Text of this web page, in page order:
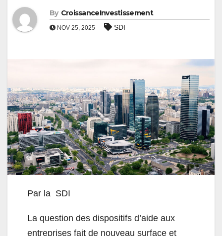
By CroissanceInvestissement
NOV 25, 2025 SDI
Par la SDI
La question des dispositifs d’aide aux
entreprises fait de nouveau surface et